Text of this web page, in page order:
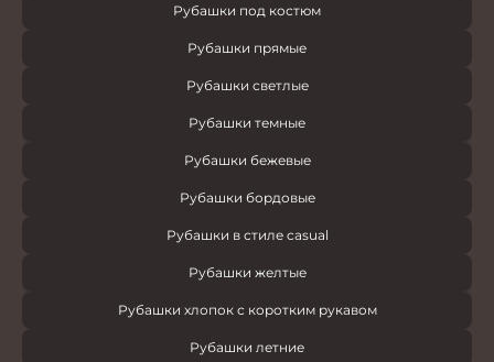
Рубашки под костюм
Рубашки прямые
Рубашки светлые
Рубашки темные
Рубашки бежевые
Рубашки бордовые
Рубашки в стиле casual
Рубашки желтые
Рубашки хлопок с коротким рукавом
Рубашки летние